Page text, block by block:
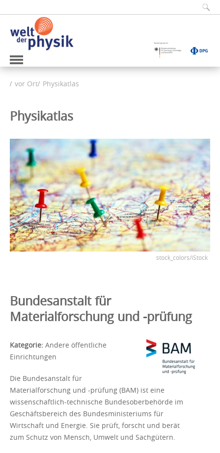
vor Ort Physikatlas
Physikatlas
stock_colors/iStock
Bundesanstalt für
Materialforschung und -prüfung
Kategorie: Andere öffentliche
Einrichtungen
Die Bundesanstalt für
Materialforschung und -prüfung (BAM) ist eine
wissenschaftlich-technische Bundesober­behörde im
Geschäftsbereich des Bundesministeriums für
Wirtschaft und Energie. Sie prüft, forscht und berät
zum Schutz von Mensch, Umwelt und Sachgütern.